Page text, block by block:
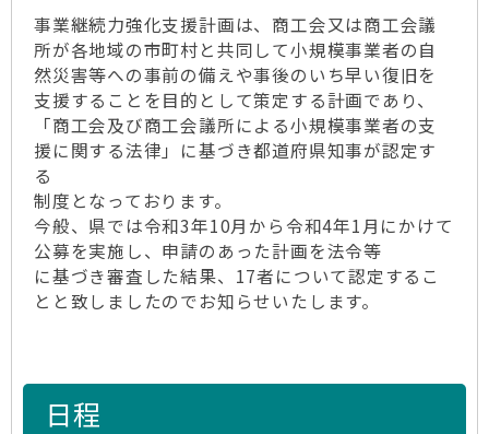
事業継続力強化支援計画は、商工会又は商工会議
所が各地域の市町村と共同して小規模事業者の自
然災害等への事前の備えや事後のいち早い復旧を
支援することを目的として策定する計画であり、
「商工会及び商工会議所による小規模事業者の支
援に関する法律」に基づき都道府県知事が認定す
る
制度となっております。
今般、県では令和3年10月から令和4年1月にかけて
公募を実施し、申請のあった計画を法令等
に基づき審査した結果、17者について認定するこ
とと致しましたのでお知らせいたします。
日程